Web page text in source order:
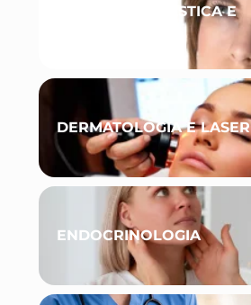
CHIRURGIA PLASTICA E
DERMATOLOGIA E LASER
ENDOCRINOLOGIA